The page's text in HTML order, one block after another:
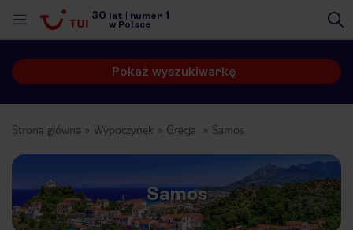
30 lat numer 1
w Polsce
Pokaż wyszukiwarkę
Strona główna Wypoczynek Grecja Samos
Samos